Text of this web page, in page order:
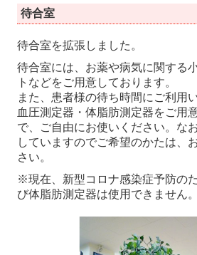
待合室
待合室を拡張しました。
待合室には、お薬や病気に関する
トなどをご用意しております。
また、患者様の待ち時間にご利用
血圧測定器・体脂肪測定器をご用
で、ご自由にお使いください。な
していますのでご希望のかたは、
さい。
※現在、新型コロナ感染症予防の
び体脂肪測定器は使用できません。